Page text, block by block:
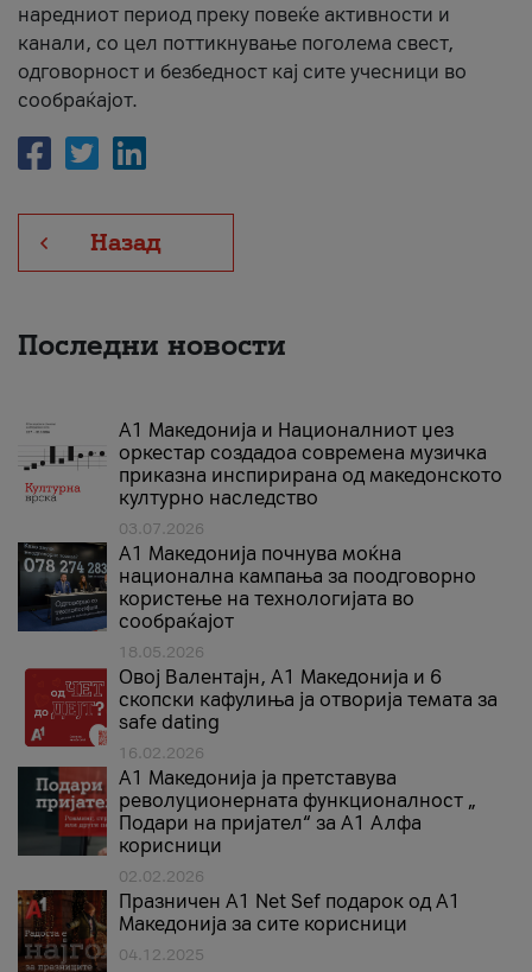
наредниот период преку повеќе активности и
канали, со цел поттикнување поголема свест,
одговорност и безбедност кај сите учесници во
сообраќајот.
Назад
Последни новости
А1 Македонија и Националниот џез
оркестар создадоа современа музичка
приказна инспирирана од македонското
културно наследство
03.07.2026
A1 Македонија почнува моќна
национална кампања за поодговорно
користење на технологијата во
сообраќајот
18.05.2026
Овој Валентајн, A1 Македонија и 6
скопски кафулиња ја отворија темата за
safe dating
16.02.2026
А1 Македонија ја претставува
револуционерната функционалност „
Подари на пријател“ за А1 Алфа
корисници
02.02.2026
Празничен A1 Net Sеf подарок од А1
Македонија за сите корисници
04.12.2025